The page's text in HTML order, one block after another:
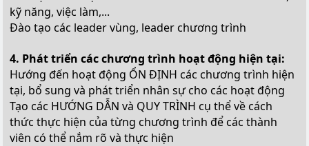
kỹ năng, việc làm,...
Đào tạo các leader vùng, leader chương trình
4. Phát triển các chương trình hoạt động hiện tại:
Hướng đến hoạt động ỔN ĐỊNH các chương trình hiện
tại, bổ sung và phát triển nhân sự cho các hoạt động
Tạo các HƯỚNG DẪN và QUY TRÌNH cụ thể về cách
thức thực hiện của từng chương trình để các thành
viên có thể nắm rõ và thực hiện